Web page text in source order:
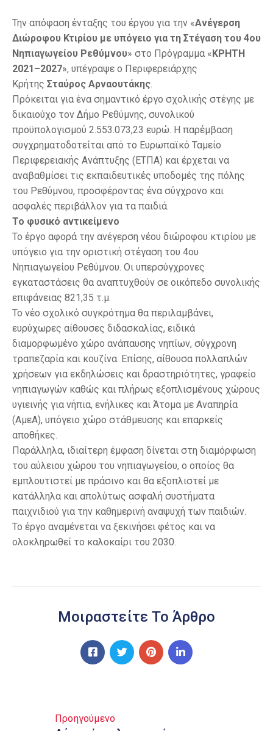
Την απόφαση ένταξης του έργου για την «Ανέγερση
Διώροφου Κτιρίου με υπόγειο για τη Στέγαση του 4ου
Νηπιαγωγείου Ρεθύμνου» στο Πρόγραμμα «ΚΡΗΤΗ
2021–2027», υπέγραψε ο Περιφερειάρχης
Κρήτης Σταύρος Αρναουτάκης.
Πρόκειται για ένα σημαντικό έργο σχολικής στέγης με
δικαιούχο τον Δήμο Ρεθύμνης, συνολικού
προϋπολογισμού 2.553.073,23 ευρώ. Η παρέμβαση
συγχρηματοδοτείται από το Ευρωπαϊκό Ταμείο
Περιφερειακής Ανάπτυξης (ΕΤΠΑ) και έρχεται να
αναβαθμίσει τις εκπαιδευτικές υποδομές της πόλης
του Ρεθύμνου, προσφέροντας ένα σύγχρονο και
ασφαλές περιβάλλον για τα παιδιά.
Το φυσικό αντικείμενο
Το έργο αφορά την ανέγερση νέου διώροφου κτιρίου με
υπόγειο για την οριστική στέγαση του 4ου
Νηπιαγωγείου Ρεθύμνου. Οι υπερσύγχρονες
εγκαταστάσεις θα αναπτυχθούν σε οικόπεδο συνολικής
επιφάνειας 821,35 τ.μ.
Το νέο σχολικό συγκρότημα θα περιλαμβάνει,
ευρύχωρες αίθουσες διδασκαλίας, ειδικά
διαμορφωμένο χώρο ανάπαυσης νηπίων, σύγχρονη
τραπεζαρία και κουζίνα. Επίσης, αίθουσα πολλαπλών
χρήσεων για εκδηλώσεις και δραστηριότητες, γραφείο
νηπιαγωγών καθώς και πλήρως εξοπλισμένους χώρους
υγιεινής για νήπια, ενήλικες και Άτομα με Αναπηρία
(ΑμεΑ), υπόγειο χώρο στάθμευσης και επαρκείς
αποθήκες.
Παράλληλα, ιδιαίτερη έμφαση δίνεται στη διαμόρφωση
του αύλειου χώρου του νηπιαγωγείου, ο οποίος θα
εμπλουτιστεί με πράσινο και θα εξοπλιστεί με
κατάλληλα και απολύτως ασφαλή συστήματα
παιχνιδιού για την καθημερινή αναψυχή των παιδιών.
Το έργο αναμένεται να ξεκινήσει φέτος και να
ολοκληρωθεί το καλοκαίρι του 2030.
Μοιραστείτε Το Άρθρο
Προηγούμενο